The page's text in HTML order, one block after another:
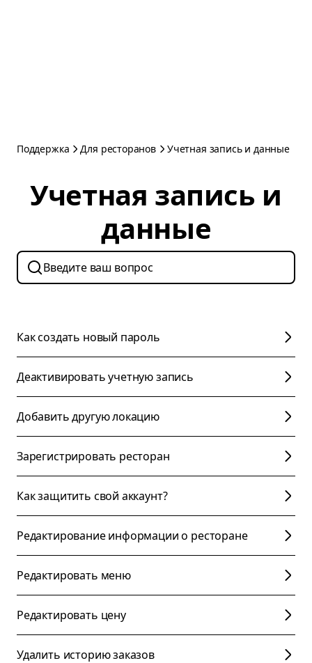
Поддержка Для ресторанов Учетная запись и данные
Учетная запись и
данные
Как создать новый пароль
Деактивировать учетную запись
Добавить другую локацию
Зарегистрировать ресторан
Как защитить свой аккаунт?
Редактирование информации о ресторане
Редактировать меню
Редактировать цену
Удалить историю заказов